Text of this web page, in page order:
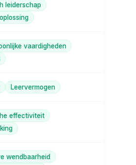
leiderschap
vaardigheden
Leervermogen
effectiviteit
wendbaarheid